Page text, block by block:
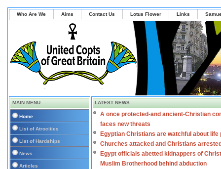
Who Are We Aims Contact Us Lotus Flower Links
MAIN MENU
Home
List of Atrocities
List of Hardships
News
Articles
LATEST NEWS
A once protected-and ancient-Christian
faces new threats
Egyptian Christians are watchful about life
Churches attacked and Christians
Egypt officials abetted kidnappers of
Muslim Brotherhood behind abduction